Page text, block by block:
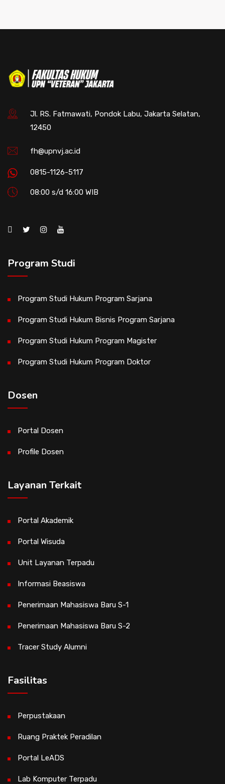
Jl. RS. Fatmawati, Pondok Labu, Jakarta Selatan,
12450
fh@upnvj.ac.id
0815-1126-5117
08:00 s/d 16:00 WIB
Program Studi
Program Studi Hukum Program Sarjana
Program Studi Hukum Bisnis Program Sarjana
Program Studi Hukum Program Magister
Program Studi Hukum Program Doktor
Dosen
Portal Dosen
Profile Dosen
Layanan Terkait
Portal Akademik
Portal Wisuda
Unit Layanan Terpadu
Informasi Beasiswa
Penerimaan Mahasiswa Baru S-1
Penerimaan Mahasiswa Baru S-2
Tracer Study Alumni
Fasilitas
Perpustakaan
Ruang Praktek Peradilan
Portal LeADS
Lab Komputer Terpadu